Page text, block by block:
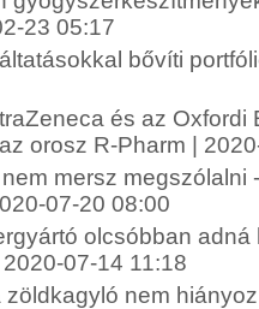
23 05:17
bővíti
és az Oxfordi
orosz R-Pharm |
mersz megszólalni
07-20 08:00
olcsóbban
07-14 11:18
nem